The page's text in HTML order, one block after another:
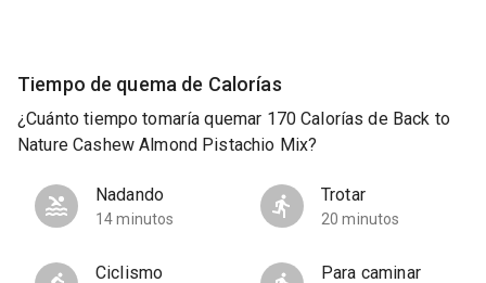
Tiempo de quema de Calorías
¿Cuánto tiempo tomaría quemar 170 Calorías de Back to
Nature Cashew Almond Pistachio Mix?
Nadando
14 minutos
Trotar
20 minutos
Ciclismo Para caminar